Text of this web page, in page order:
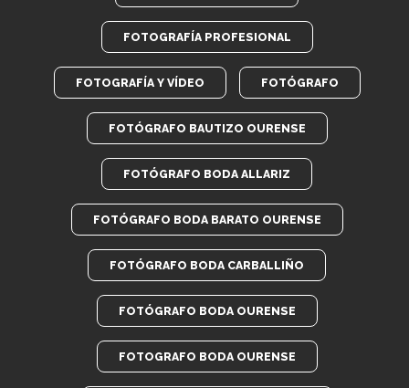
FOTOGRAFÍA PROFESIONAL
FOTOGRAFÍA Y VÍDEO FOTÓGRAFO
FOTÓGRAFO BAUTIZO OURENSE
FOTÓGRAFO BODA ALLARIZ
FOTÓGRAFO BODA BARATO OURENSE
FOTÓGRAFO BODA CARBALLIÑO
FOTÓGRAFO BODA OURENSE
FOTOGRAFO BODA OURENSE